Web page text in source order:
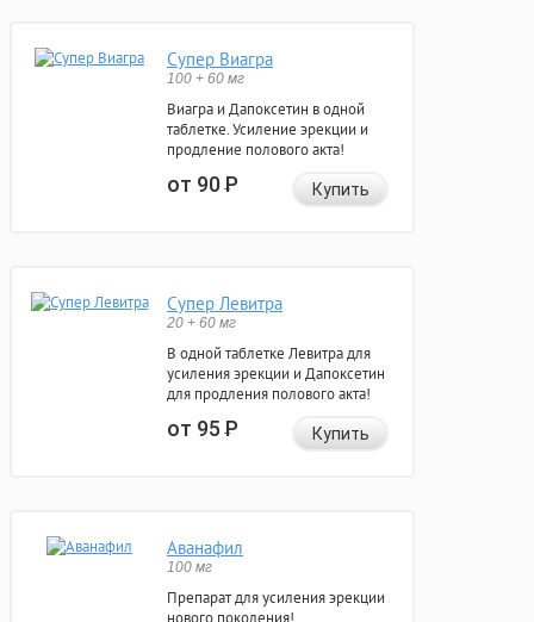
Супер Виагра
100 + 60 мг
Виагра и Дапоксетин в одной
таблетке. Усиление эрекции и
продление полового акта!
от 90Р Купить
Супер Левитра
20 + 60 мг
В одной таблетке Левитра для
усиления эрекции и Дапоксетин
для продления полового акта!
от 95Р Купить
Аванафил
100 мг
Препарат для усиления эрекции